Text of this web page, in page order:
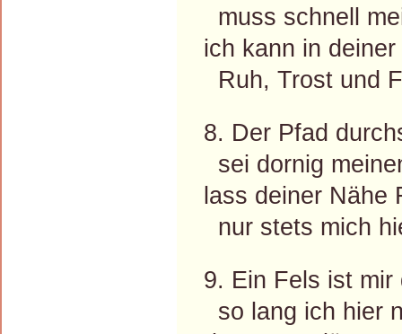
muss schnell
ich kann in
Ruh, Trost und
8. Der Pfad
sei dornig
lass deiner Nähe
nur stets mich
9. Ein Fels ist
so lang ich hier